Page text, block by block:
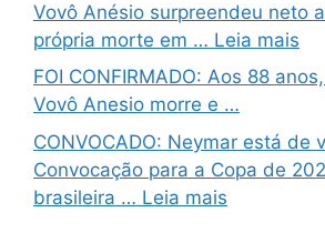
Vovô Anésio surpreendeu neto
própria morte em … Leia mais
FOI CONFIRMADO: Aos 88
Vovô Anesio morre e …
CONVOCADO: Neymar está de
Convocação para a Copa de
brasileira … Leia mais